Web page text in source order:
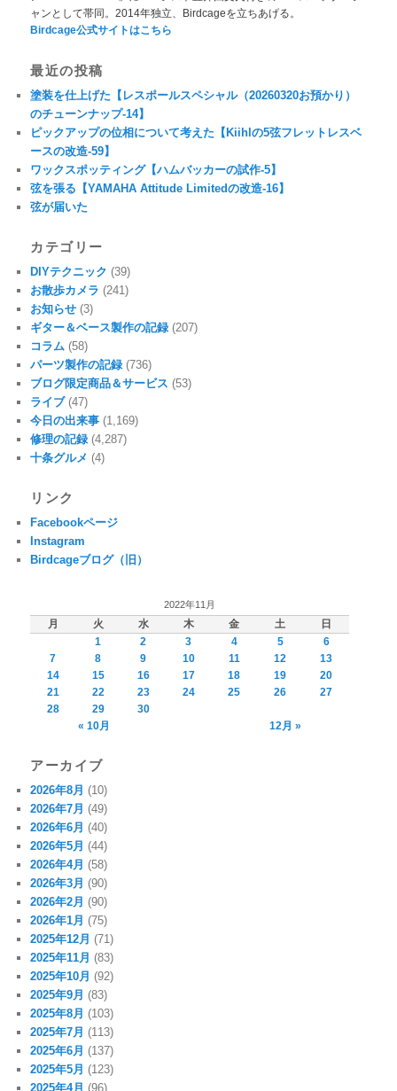
ャンとして帯同。2014年独立、Birdcageを立ちあげる。
Birdcage公式サイトはこちら
最近の投稿
塗装を仕上げた【レスポールスペシャル（20260320お預かり）
のチューンナップ-14】
ピックアップの位相について考えた【Kiihlの5弦フレットレスベ
ースの改造-59】
ワックスポッティング【ハムバッカーの試作-5】
弦を張る【YAMAHA Attitude Limitedの改造-16】
弦が届いた
カテゴリー
DIYテクニック (39)
お散歩カメラ (241)
お知らせ (3)
ギター＆ベース製作の記録 (207)
コラム (58)
パーツ製作の記録 (736)
ブログ限定商品＆サービス (53)
ライブ(47)
今日の出来事 (1,169)
修理の記録 (4,287)
十条グルメ (4)
リンク
Facebookページ
Instagram
Birdcageブログ（旧）
2022年11月
月 火 水 木 金 土
日
1
2 3 4 5
6
7
8 9 10 11 12
13
14
15 16 17 18 19
20
21
22 23 24 25 26
27
28
29
30
« 10月
12月 »
アーカイブ
2026年8月 (10)
2026年7月 (49)
2026年6月 (40)
2026年5月 (44)
2026年4月 (58)
2026年3月 (90)
2026年2月 (90)
2026年1月 (75)
2025年12月 (71)
2025年11月 (83)
2025年10月 (92)
2025年9月 (83)
2025年8月 (103)
2025年7月 (113)
2025年6月 (137)
2025年5月 (123)
2025年4月 (96)